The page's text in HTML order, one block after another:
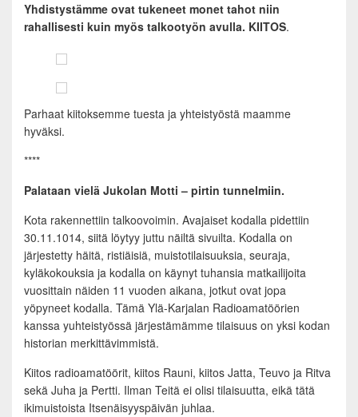
Yhdistystämme ovat tukeneet monet tahot niin
rahallisesti kuin myös talkootyön avulla. KIITOS.
Parhaat kiitoksemme tuesta ja yhteistyöstä maamme
hyväksi.
****
Palataan vielä Jukolan Motti – pirtin tunnelmiin.
Kota rakennettiin talkoovoimin. Avajaiset kodalla pidettiin
30.11.1014, siitä löytyy juttu näiltä sivuilta. Kodalla on
järjestetty häitä, ristiäisiä, muistotilaisuuksia, seuraja,
kyläkokouksia ja kodalla on käynyt tuhansia matkailijoita
vuosittain näiden 11 vuoden aikana, jotkut ovat jopa
yöpyneet kodalla. Tämä Ylä-Karjalan Radioamatöörien
kanssa yuhteistyössä järjestämämme tilaisuus on yksi kodan
historian merkittävimmistä.
Kiitos radioamatöörit, kiitos Rauni, kiitos Jatta, Teuvo ja Ritva
sekä Juha ja Pertti. Ilman Teitä ei olisi tilaisuutta, eikä tätä
ikimuistoista Itsenäisyyspäivän juhlaa.